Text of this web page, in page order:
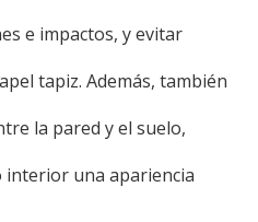
e impactos, y evitar
tapiz. Además, también
la pared y el suelo,
interior una apariencia